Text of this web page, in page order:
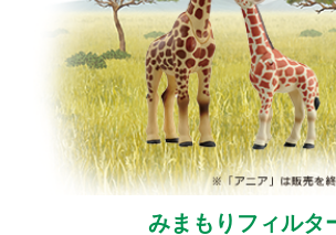
みまもりフィルタ